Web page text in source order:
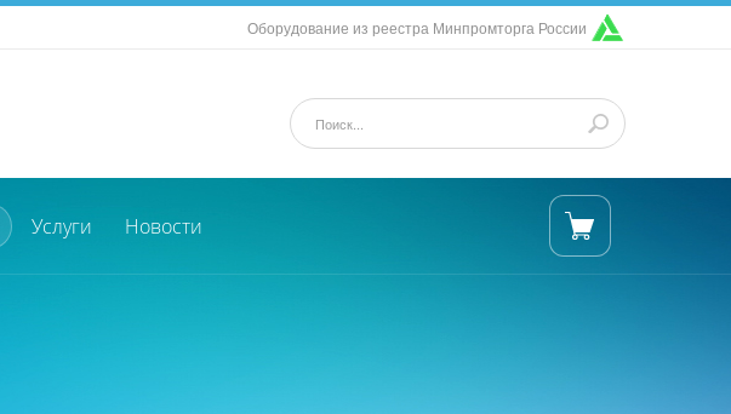
Оборудование из реестра Минпромторга России
Услуги Новости